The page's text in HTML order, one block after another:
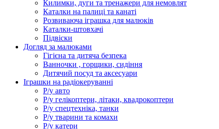
Килимки, дуги та тренажери для немовлят
Каталки на палиці та канаті
Розвиваюча іграшка для малюків
Каталки-штовхачі
Підвіски
Догляд за малюками
Гігієна та дитяча безпека
Ванночки , горщики, сидіння
Дитячий посуд та аксесуари
Іграшки на радіокеруванні
Р/у авто
Р/у гелікоптери, літаки, квадрокоптери
Р/у спецтехніка, танки
Р/у тварини та комахи
Р/у катери